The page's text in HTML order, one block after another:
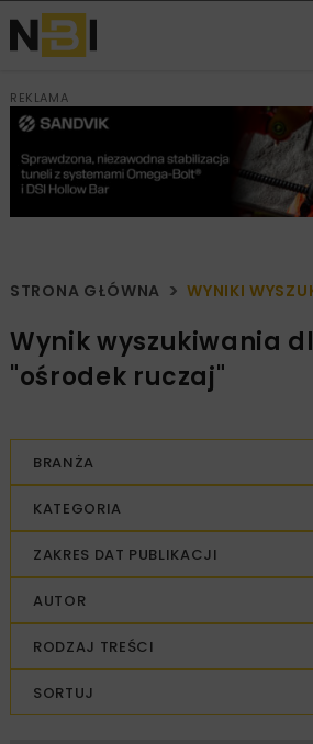
REKLAMA
STRONA GŁÓWNA WYNIKI
Wynik wyszukiwania
"ośrodek ruczaj"
BRANŻA
KATEGORIA
ZAKRES DAT PUBLIKACJI
AUTOR
RODZAJ TREŚCI
SORTUJ